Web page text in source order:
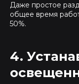
Даже простое
общее время
50%.
4.